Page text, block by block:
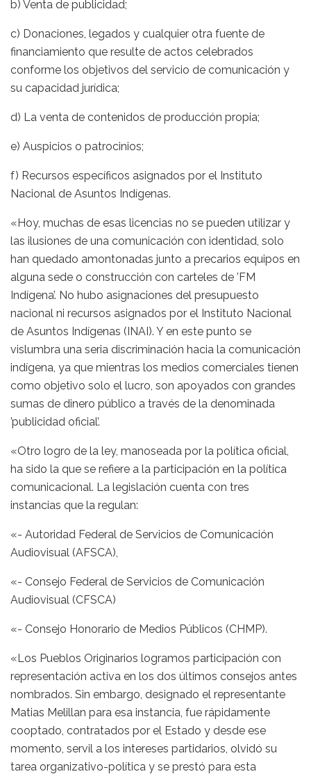
b) Venta de publicidad;
c) Donaciones, legados y cualquier otra fuente de
financiamiento que resulte de actos celebrados
conforme los objetivos del servicio de comunicación y
su capacidad jurídica;
d) La venta de contenidos de producción propia;
e) Auspicios o patrocinios;
f) Recursos específicos asignados por el Instituto
Nacional de Asuntos Indígenas.
«Hoy, muchas de esas licencias no se pueden utilizar y
las ilusiones de una comunicación con identidad, solo
han quedado amontonadas junto a precarios equipos en
alguna sede o construcción con carteles de ’FM
Indígena’. No hubo asignaciones del presupuesto
nacional ni recursos asignados por el Instituto Nacional
de Asuntos Indígenas (INAI). Y en este punto se
vislumbra una seria discriminación hacia la comunicación
indígena, ya que mientras los medios comerciales tienen
como objetivo solo el lucro, son apoyados con grandes
sumas de dinero público a través de la denominada
’publicidad oficial’.
«Otro logro de la ley, manoseada por la política oficial,
ha sido la que se refiere a la participación en la política
comunicacional. La legislación cuenta con tres
instancias que la regulan:
«- Autoridad Federal de Servicios de Comunicación
Audiovisual (AFSCA),
«- Consejo Federal de Servicios de Comunicación
Audiovisual (CFSCA)
«- Consejo Honorario de Medios Públicos (CHMP).
«Los Pueblos Originarios logramos participación con
representación activa en los dos últimos consejos antes
nombrados. Sin embargo, designado el representante
Matias Melillan para esa instancia, fue rápidamente
cooptado, contratados por el Estado y desde ese
momento, servil a los intereses partidarios, olvidó su
tarea organizativo-política y se prestó para esta